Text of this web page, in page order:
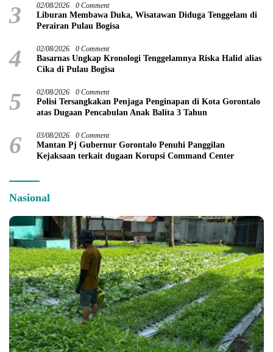
3 02/08/2026 0 Comment
Liburan Membawa Duka, Wisatawan Diduga Tenggelam di
Perairan Pulau Bogisa
4 02/08/2026 0 Comment
Basarnas Ungkap Kronologi Tenggelamnya Riska Halid alias
Cika di Pulau Bogisa
5 02/08/2026 0 Comment
Polisi Tersangkakan Penjaga Penginapan di Kota Gorontalo
atas Dugaan Pencabulan Anak Balita 3 Tahun
6 03/08/2026 0 Comment
Mantan Pj Gubernur Gorontalo Penuhi Panggilan
Kejaksaan terkait dugaan Korupsi Command Center
Nasional